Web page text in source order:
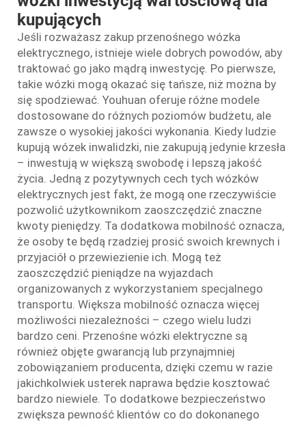
kupujących
Jeśli rozważasz zakup przenośnego wózka
elektrycznego, istnieje wiele dobrych powodów, aby
traktować go jako mądrą inwestycję. Po pierwsze,
takie wózki mogą okazać się tańsze, niż można by
się spodziewać. Youhuan oferuje różne modele
dostosowane do różnych poziomów budżetu, ale
zawsze o wysokiej jakości wykonania. Kiedy ludzie
kupują wózek inwalidzki, nie zakupują jedynie krzesła
– inwestują w większą swobodę i lepszą jakość
życia. Jedną z pozytywnych cech tych wózków
elektrycznych jest fakt, że mogą one rzeczywiście
pozwolić użytkownikom zaoszczędzić znaczne
kwoty pieniędzy. Ta dodatkowa mobilność oznacza,
że osoby te będą rzadziej prosić swoich krewnych i
przyjaciół o przewiezienie ich. Mogą też
zaoszczędzić pieniądze na wyjazdach
organizowanych z wykorzystaniem specjalnego
transportu. Większa mobilność oznacza więcej
możliwości niezależności – czego wielu ludzi
bardzo ceni. Przenośne wózki elektryczne są
również objęte gwarancją lub przynajmniej
zobowiązaniem producenta, dzięki czemu w razie
jakichkolwiek usterek naprawa będzie kosztować
bardzo niewiele. To dodatkowe bezpieczeństwo
zwiększa pewność klientów co do dokonanego